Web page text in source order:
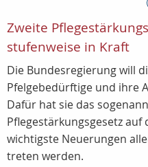
Zweite
stufenweise in Kraft
Die Bundesregierung will
Pfelgebedürftige und ihre
Dafür hat sie das
Pflegestärkungsgesetz auf
wichtigste Neuerungen
treten werden.